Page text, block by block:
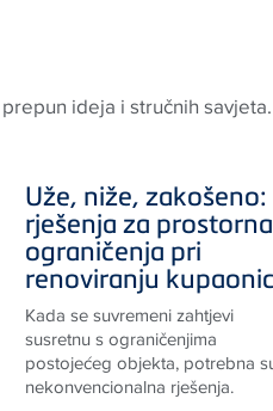
Uže, niže, zakošeno:
rješenja za prostorna
ograničenja pri
renoviranju kupaonica
Kada se suvremeni zahtjevi
susretnu s ograničenjima
postojećeg objekta, potrebna su
nekonvencionalna rješenja.